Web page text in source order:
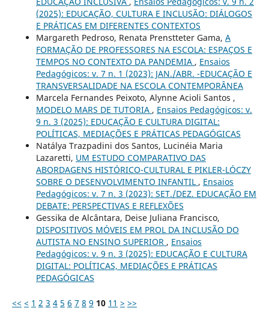
(2025): EDUCAÇÃO, CULTURA E INCLUSÃO: DIÁLOGOS
E PRÁTICAS EM DIFERENTES CONTEXTOS
Margareth Pedroso, Renata Prenstteter Gama, A
FORMAÇÃO DE PROFESSORES NA ESCOLA: ESPAÇOS E
TEMPOS NO CONTEXTO DA PANDEMIA , Ensaios
Pedagógicos: v. 7 n. 1 (2023): JAN./ABR. -EDUCAÇÃO E
TRANSVERSALIDADE NA ESCOLA CONTEMPORÂNEA
Marcela Fernandes Peixoto, Alynne Acioli Santos ,
MODELO MARS DE TUTORIA , Ensaios Pedagógicos: v.
9 n. 3 (2025): EDUCAÇÃO E CULTURA DIGITAL:
POLÍTICAS, MEDIAÇÕES E PRÁTICAS PEDAGÓGICAS
Natálya Trazpadini dos Santos, Lucinéia Maria
Lazaretti, UM ESTUDO COMPARATIVO DAS
ABORDAGENS HISTÓRICO-CULTURAL E PIKLER-LÓCZY
SOBRE O DESENVOLVIMENTO INFANTIL , Ensaios
Pedagógicos: v. 7 n. 3 (2023): SET./DEZ. EDUCAÇÃO EM
DEBATE: PERSPECTIVAS E REFLEXÕES
Gessika de Alcântara, Deise Juliana Francisco,
DISPOSITIVOS MÓVEIS EM PROL DA INCLUSÃO DO
AUTISTA NO ENSINO SUPERIOR , Ensaios
Pedagógicos: v. 9 n. 3 (2025): EDUCAÇÃO E CULTURA
DIGITAL: POLÍTICAS, MEDIAÇÕES E PRÁTICAS
PEDAGÓGICAS
<< < 1 2 3 4 5 6 7 8 9 10 11 > >>